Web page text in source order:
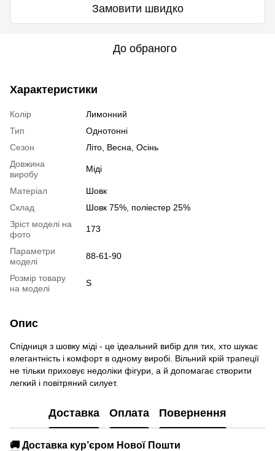
Замовити швидко
До обраного
Характеристики
Колір
Лимонний
Тип
Однотонні
Сезон
Літо, Весна, Осінь
Довжина
виробу
Міді
Матеріал
Шовк
Склад
Шовк 75%, поліестер 25%
Зріст моделі на
фото
173
Параметри
моделі
88-61-90
Розмір товару
на моделі
S
Опис
Cпідниця з шовку міді - це ідеальний вибір для тих, хто шукає
елегантність і комфорт в одному виробі. Вільний крій трапеції
не тільки приховує недоліки фігури, а й допомагає створити
легкий і повітряний силует.
Доставка Оплата Повернення
🚚 Доставка кур’єром Нової Пошти